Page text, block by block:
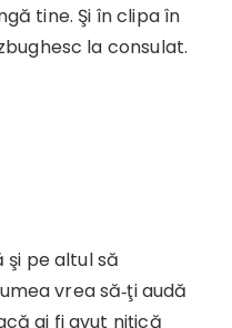
tine. Şi în clipa în
la consulat.
şi pe altul să
vrea să‑ţi audă
ai fi avut niţică